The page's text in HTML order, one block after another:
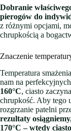
Dobranie
pierogów do
z różnymi opcjami,
chrupkością a
Znaczenie
Temperatura
nam na
160°C, ciasto
chrupkość. Aby tego
rozgrzanie patelni
rezultaty
170°C – wtedy